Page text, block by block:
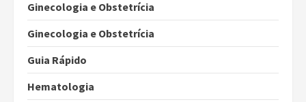
Ginecologia e Obstetrícia
Ginecologia e Obstetrícia
Guia Rápido
Hematologia